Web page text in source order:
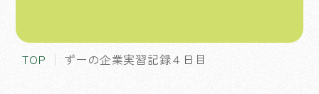
TOP ずーの企業実習記録４日目